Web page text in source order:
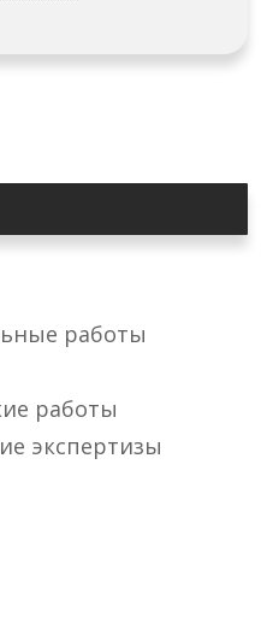
работы
работы
экспертизы